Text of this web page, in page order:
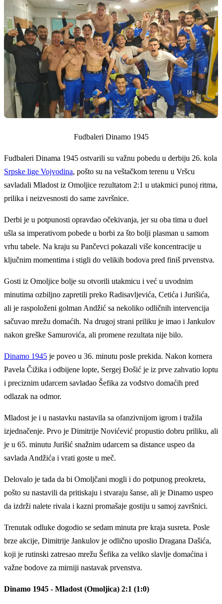
Fudbaleri Dinamo 1945
Fudbaleri Dinama 1945 ostvarili su važnu pobedu u derbiju 26. kola
Srpske lige Vojvodina, pošto su na veštačkom terenu u Vršcu
savladali Mladost iz Omoljice rezultatom 2:1 u utakmici punoj ritma,
prilika i neizvesnosti do same završnice.
Derbi je u potpunosti opravdao očekivanja, jer su oba tima u duel
ušla sa imperativom pobede u borbi za što bolji plasman u samom
vrhu tabele. Na kraju su Pančevci pokazali više koncentracije u
ključnim momentima i stigli do velikih bodova pred finiš prvenstva.
Gosti iz Omoljice bolje su otvorili utakmicu i već u uvodnim
minutima ozbiljno zapretili preko Radisavljevića, Cetića i Jurišića,
ali je raspoloženi golman Andžić sa nekoliko odličnih intervencija
sačuvao mrežu domaćih. Na drugoj strani priliku je imao i Jankulov
nakon greške Samurovića, ali promene rezultata nije bilo.
Dinamo 1945 je poveo u 36. minutu posle prekida. Nakon kornera
Pavela Čižika i odbijene lopte, Sergej Đošić je iz prve zahvatio loptu
i preciznim udarcem savladao Šefika za vođstvo domaćih pred
odlazak na odmor.
Mladost je i u nastavku nastavila sa ofanzivnijom igrom i tražila
izjednačenje. Prvo je Dimitrije Novićević propustio dobru priliku, ali
je u 65. minutu Jurišić snažnim udarcem sa distance uspeo da
savlada Andžića i vrati goste u meč.
Delovalo je tada da bi Omoljčani mogli i do potpunog preokreta,
pošto su nastavili da pritiskaju i stvaraju šanse, ali je Dinamo uspeo
da izdrži nalete rivala i kazni promašaje gostiju u samoj završnici.
Trenutak odluke dogodio se sedam minuta pre kraja susreta. Posle
brze akcije, Dimitrije Jankulov je odlično uposlio Dragana Dašića,
koji je rutinski zatresao mrežu Šefika za veliko slavlje domaćina i
važne bodove za mirniji nastavak prvenstva.
Dinamo 1945 - Mladost (Omoljica) 2:1 (1:0)